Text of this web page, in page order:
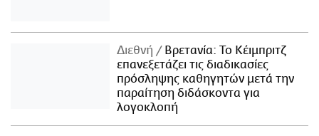
Διεθνή
Βρετανία: Το Κέιμπριτζ
επανεξετάζει τις διαδικασίες
πρόσληψης καθηγητών μετά την
παραίτηση διδάσκοντα για
λογοκλοπή